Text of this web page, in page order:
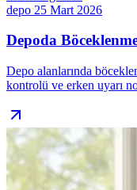
depo 25 Mart 2026
Depoda
Depo alanlarında
kontrolü ve erken uyarı